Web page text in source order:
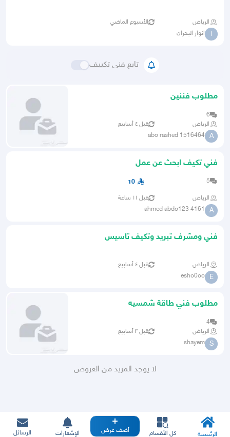
الرياض الأسبوع الماضي
ا انوار البحران
تابع فني تكييف
مطلوب فننين
6
الرياض
قبل ٤ أسابيع
A
abo rashed 1516464
فني تكيف ابحث عن عمل
5
10
الرياض قبل ١١ ساعة
A
ahmed abdo123 4161
فني ومشرف تبريد وتكيف تاسيس
الرياض قبل ٤ أسابيع
E
esho0oo
مطلوب فني طاقة شمسيه
4
الرياض
قبل ٣ أسابيع
S
shayem
لا يوجد المزيد من العروض
الرئيسية كل الأقسام أضف عرض الإشعارات الرسائل